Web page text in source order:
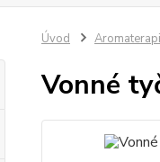
Úvod
Vonné